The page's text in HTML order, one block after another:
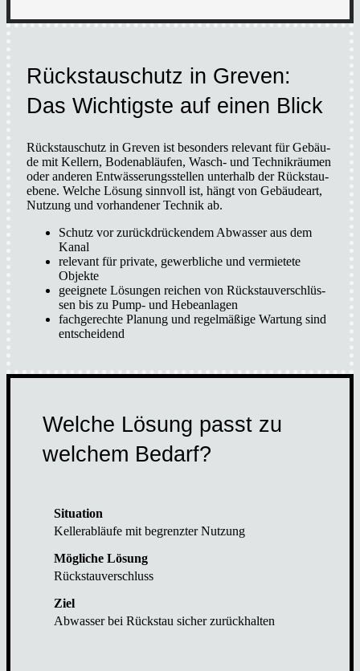
Rückstau­schutz in Gre­ven:
Das Wich­tigs­te auf einen Blick
Rückstau­schutz in Gre­ven ist beson­ders rele­vant für Gebäu­
de mit Kel­lern, Boden­ab­läu­fen, Wasch- und Tech­nik­räu­men
oder ande­ren Ent­wäs­se­rungs­stel­len unter­halb der Rück­stau­
ebe­ne. Wel­che Lösung sinn­voll ist, hängt von Gebäu­de­art,
Nut­zung und vor­han­de­ner Tech­nik ab.
Schutz vor zurück­drü­cken­dem Abwas­ser aus dem
Kanal
rele­vant für pri­va­te, gewerb­li­che und ver­mie­te­te
Objek­te
geeig­ne­te Lösun­gen rei­chen von Rück­stau­ver­schlüs­
sen bis zu Pump- und Hebe­an­la­gen
fach­ge­rech­te Pla­nung und regel­mä­ßi­ge War­tung sind
ent­schei­dend
Wel­che Lösung passt zu
wel­chem Bedarf?
Kel­ler­ab­läu­fe mit begrenz­ter Nut­zung
Rück­stau­ver­schluss
Abwas­ser bei Rück­stau sicher zurück­hal­ten